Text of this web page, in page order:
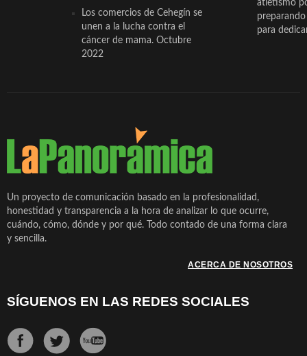
Los comercios de Cehegín se
unen a la lucha contra el
cáncer de mama. Octubre
2022
atletismo
para
Un proyecto de comunicación basado en la profesionalidad,
honestidad y transparencia a la hora de analizar lo que ocurre,
cuándo, cómo, dónde y por qué. Todo contado de una forma clara
y sencilla.
ACERCA DE NOSOTROS
SÍGUENOS EN LAS REDES SOCIALES